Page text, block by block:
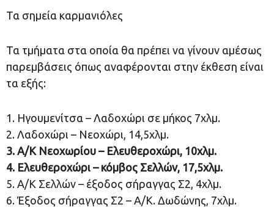
Τα σημεία καρμανιόλες
Τα τμήματα στα οποία θα πρέπει να γίνουν αμέσως
παρεμβάσεις όπως αναφέρονται στην έκθεση είναι
τα εξής:
1. Ηγουμενίτσα – Λαδοχώρι σε μήκος 7χλμ.
2. Λαδοχώρι – Νεοχώρι, 14,5χλμ.
3. Α/Κ Νεοχωρίου – Ελευθεροχώρι, 10χλμ.
4. Ελευθεροχώρι – κόμβος Σελλών, 17,5χλμ.
5. Α/Κ Σελλών – έξοδος σήραγγας Σ2, 4χλμ.
6. Έξοδος σήραγγας Σ2 – Α/Κ. Δωδώνης, 7χλμ.